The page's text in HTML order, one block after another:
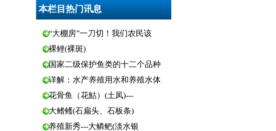
本栏目热门讯息
“大棚房”一刀切！我们农民该
裸鲤(裸斑)
国家二级保护鱼类的十二个品种
详解：水产养殖用水和养殖水体
花骨鱼（花鮕）(土凤)---
大鳍鳠(石扁头、石板条)
养殖新秀---大鳞鲃(淡水银